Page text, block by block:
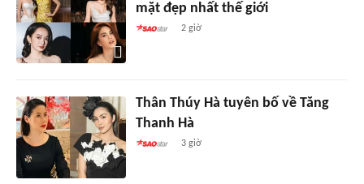
mặt đẹp nhất thế giới
2 giờ
Thân Thúy Hà tuyên bố về Tăng
Thanh Hà
3 giờ